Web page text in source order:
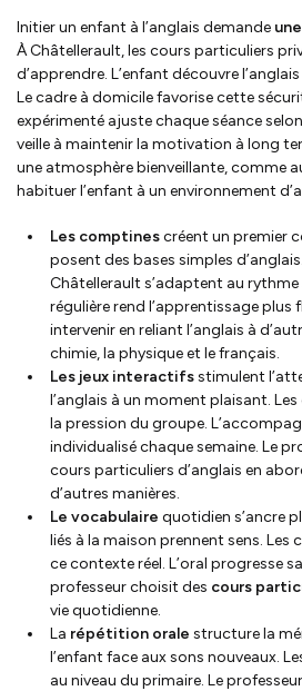
Initier un enfant à l’anglais demande
À Châtellerault, les cours particuliers
d’apprendre. L’enfant découvre
Le cadre à domicile favorise cette
expérimenté ajuste chaque séance selon
veille à maintenir la motivation à long
une atmosphère bienveillante, comme
habituer l’enfant à un environnement
Les comptinescréent un premier
posent des bases simples
Châtellerault s’adaptent au rythme
régulière rend l’apprentissage plus
intervenir en reliant l’anglais à
chimie, la physique et le français.
Les jeux interactifsstimulent
l’anglais à un moment plaisant.
la pression du groupe.
individualisé chaque semaine. Le
cours particuliers d’anglais en
d’autres manières.
Le vocabulaire quotidien s’ancre
liés à la maison prennent sens.
ce contexte réel. L’oral progresse
professeur choisit des cours
vie quotidienne.
La répétition orale structure la
l’enfant face aux sons nouveaux.
au niveau du primaire. Le